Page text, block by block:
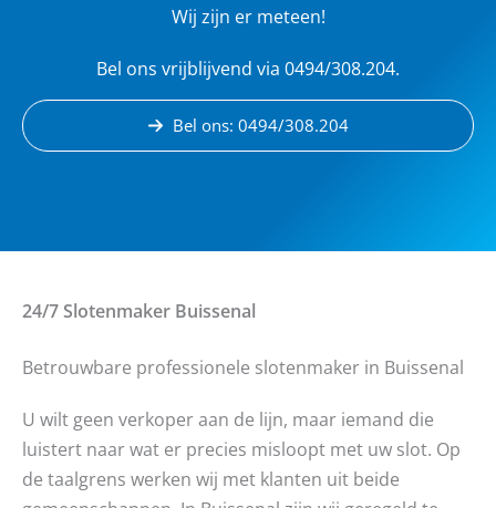
Wij zijn er meteen!
Bel ons vrijblijvend via 0494/308.204.
Bel ons: 0494/308.204
24/7 Slotenmaker Buissenal
Betrouwbare professionele slotenmaker in Buissenal
U wilt geen verkoper aan de lijn, maar iemand die
luistert naar wat er precies misloopt met uw slot. Op
de taalgrens werken wij met klanten uit beide